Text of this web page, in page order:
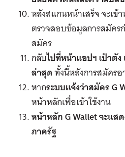
หลังสแกนหน้าเสร็จ จะเข้
ตรวจสอบข้อมูลการสมัคร
สมัคร
กลับไปที่หน้าแอปฯ เป๋าตั
ล่าสุดทั้งนี้หลังการสมัคร
หากระบบแจ้งว่าสมัคร G
หน้าหลักเพื่อเข้าใช้งาน
หน้าหลัก G Wallet จะแส
ภาครัฐ